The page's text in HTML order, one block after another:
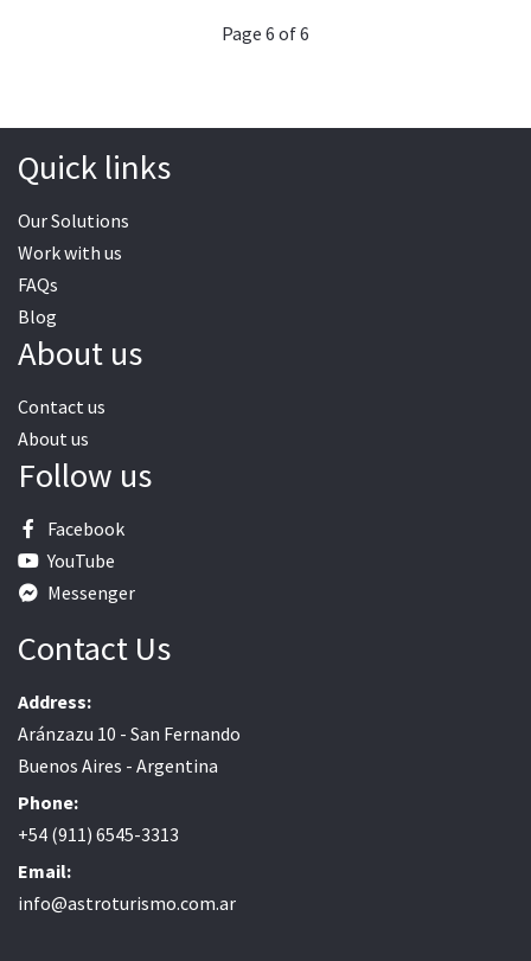
Page 6 of 6
Quick links
Our Solutions
Work with us
FAQs
Blog
About us
Contact us
About us
Follow us
Facebook
YouTube
Messenger
Contact Us
Address:
Aránzazu 10 - San Fernando
Buenos Aires - Argentina
Phone:
+54 (911) 6545-3313
Email:
info@astroturismo.com.ar